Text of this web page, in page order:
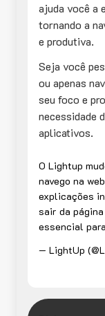
ajuda você a
tornando a
e produtiva.
Seja você
ou apenas
seu foco e
necessidade
aplicativos.
O Lightup
navego na
explicações
sair da
essencial
— LightUp